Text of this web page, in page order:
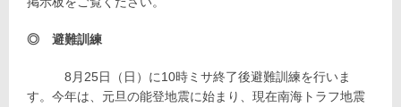
◎ 避難訓練
8月25日（日）に10時ミサ終了後避難訓練を行いま
す。今年は、元旦の能登地震に始まり、現在南海トラフ地震